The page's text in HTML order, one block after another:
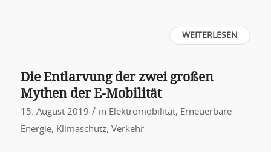
WEITERLESEN
Die Entlarvung der zwei großen
Mythen der E-Mobilität
15. August 2019 / in Elektromobilität, Erneuerbare
Energie, Klimaschutz, Verkehr